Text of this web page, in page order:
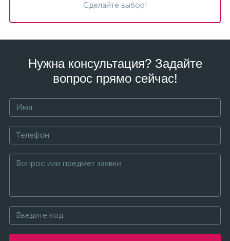
Сделайте выбор!
Нужна консультация? Задайте
вопрос прямо сейчас!